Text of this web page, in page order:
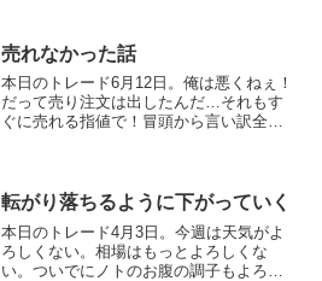
ーポレーション。こ...
売れなかった話
本日のトレード6月12日。俺は悪くねぇ！
だって売り注文は出したんだ…それもす
ぐに売れる指値で！冒頭から言い訳全開
たけど、結果は見事に...
転がり落ちるように下がっていく
本日のトレード4月3日。今週は天気がよ
ろしくない。相場はもっとよろしくな
い。ついでにノトのお腹の調子もよろし